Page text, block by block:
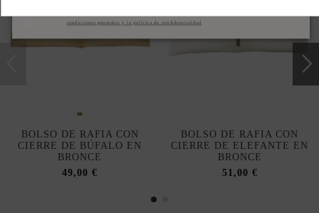
BOLSO DE RAFIA CON
CIERRE DE BÚFALO EN
BRONCE
49,00 €
BOLSO DE RAFIA CON
CIERRE DE ELEFANTE EN
BRONCE
51,00 €
condiciones generales y la política de confidencialidad